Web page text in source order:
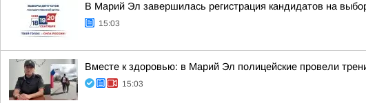
В Марий Эл завершилась регистрация кандидатов на
15:03
Вместе к здоровью: в Марий Эл полицейские провели
15:03